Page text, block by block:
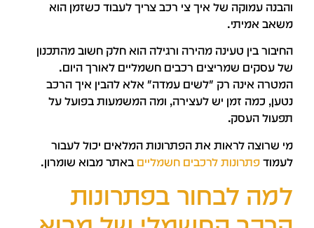
עמוקה של איך צי רכב צריך לעבוד כשזמן הוא
אמיתי.
בין טעינה מהירה ורגילה הוא חלק חשוב מהתכנון
עסקים שמריצים רכבים חשמליים לאורך היום.
אינה רק "לשים עמדה" אלא להבין איך הרכב
כמה זמן יש לעצירה, ומה המשמעות בפועל על
העסק.
שרוצה לראות את הפתרונות המלאים יכול לעבור
פתרונות לרכבים חשמלייםבאתר מבוא שומרון.
לבחור בפתרונות